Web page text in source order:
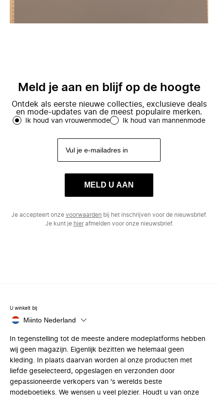
Meld je aan en blijf op de hoogte
Ontdek als eerste nieuwe collecties, exclusieve deals
en mode-updates van de meest populaire merken.
Ik houd van vrouwenmode Ik houd van mannenmode
MELD U AAN
Je accepteert onze voorwaarden bij het inschrijven voor de nieuwsbrief.
Je kunt je hierafmelden voor onze nieuwsbrief.
U winkelt bij
Miinto Nederland
In tegenstelling tot de meeste andere modeplatforms hebben
wij geen magazijn. Eigenlijk bezitten we helemaal geen
kleding. In plaats daarvan worden al onze producten met
liefde geselecteerd, opgeslagen en verzonden door
gepassioneerde verkopers van 's werelds beste
modeboetieks. We wensen u veel plezier. Houdt u van onze